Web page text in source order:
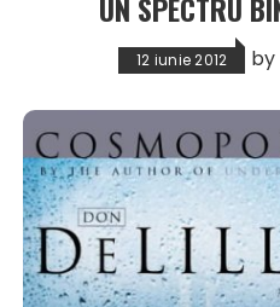
12 iunie 2012 by